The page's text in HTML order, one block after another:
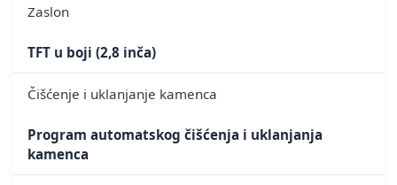
Zaslon
TFT u boji (2,8 inča)
Čišćenje i uklanjanje kamenca
Program automatskog čišćenja i uklanjanja
kamenca